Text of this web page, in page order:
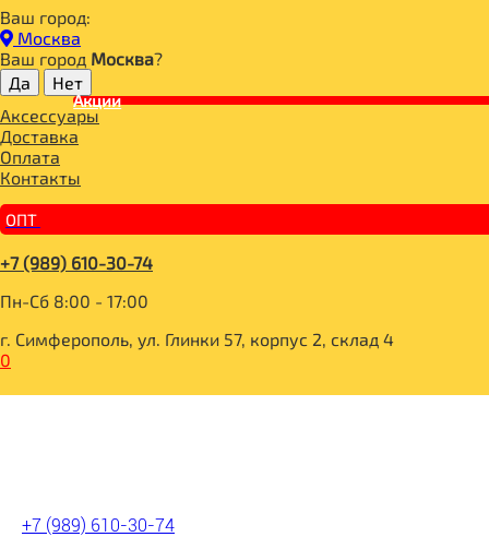
Ваш город:
Москва
Ваш город Москва?
Акции
Аксессуары
Доставка
Оплата
Контакты
ОПТ
+7 (989) 610-30-74
Пн-Сб 8:00 - 17:00
г. Симферополь, ул. Глинки 57, корпус 2, склад 4
0
+7 (989) 610-30-74
Главная
BOMBBAR, CHIKALAB, SNAQ FABRIQ
__20 SKU 2+1 с 07.05.-31.05.26
АКЦИЯ 2+1**_BOMBBAR Батончик вафельный